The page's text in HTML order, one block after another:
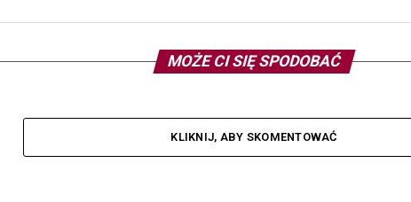
MOŻE CI SIĘ SPODOBAĆ
KLIKNIJ, ABY SKOMENTOWAĆ